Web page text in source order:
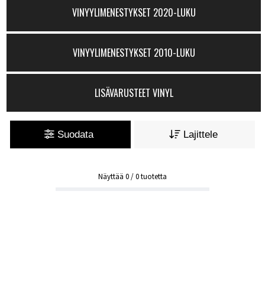
VINYYLIMENESTYKSET 2020-LUKU
VINYYLIMENESTYKSET 2010-LUKU
LISÄVARUSTEET VINYL
Suodata Lajittele
Näyttää 0/0tuotetta